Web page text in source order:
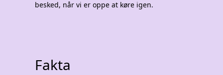
besked, når vi er oppe at køre igen.
Fakta